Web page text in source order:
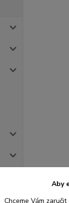
Aby
Chceme Vám zaručit